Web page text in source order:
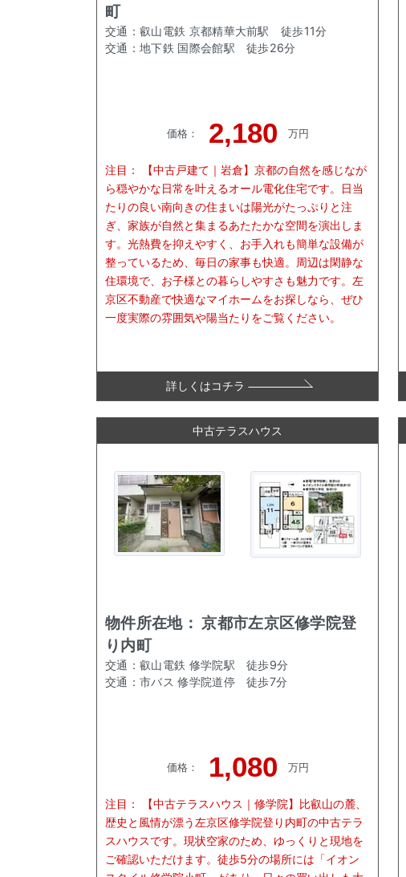
町
交通： 叡山電鉄 京都精華大前駅 徒歩11分
交通： 地下鉄 国際会館駅 徒歩26分
価格： 2,180 万円
注目：
【中古戸建て｜岩倉】京都の自然を感じなが
ら穏やかな日常を叶えるオール電化住宅です。日当
たりの良い南向きの住まいは陽光がたっぷりと注
ぎ、家族が自然と集まるあたたかな空間を演出しま
す。光熱費を抑えやすく、お手入れも簡単な設備が
整っているため、毎日の家事も快適。周辺は閑静な
住環境で、お子様との暮らしやすさも魅力です。左
京区不動産で快適なマイホームをお探しなら、ぜひ
一度実際の雰囲気や陽当たりをご覧ください。
詳しくはコチラ
中古テラスハウス
物件所在地：京都市左京区修学院登
り内町
交通： 叡山電鉄 修学院駅 徒歩9分
交通： 市バス 修学院道停徒歩7分
価格： 1,080 万円
注目：
【中古テラスハウス｜修学院】比叡山の麓、
歴史と風情が漂う左京区修学院登り内町の中古テラ
スハウスです。現状空家のため、ゆっくりと現地を
ご確認いただけます。徒歩5分の場所には「イオン